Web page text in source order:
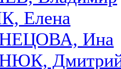
Елена
Ина